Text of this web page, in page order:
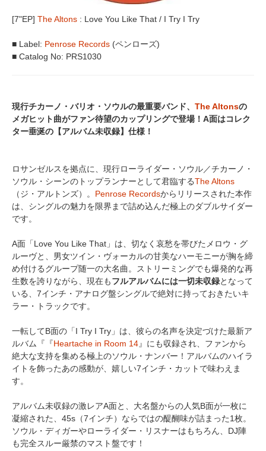
[7"EP] The Altons : Love You Like That / I Try I Try
■ Label: Penrose Records (ペンローズ)
■ Catalog No: PRS1030
現行チカーノ・バリオ・ソウルの最重要バンド、 The Altonsの
メガヒット曲がファン待望のカップリングで登場！A面はコレク
ター垂涎の【アルバム未収録】仕様！
ロサンゼルスを拠点に、現行ローライダー・ソウル／チカーノ・
ソウル・シーンのトップランナーとして君臨するThe Altons
（ジ・アルトンズ）。 Penrose Recordsからリリースされた本作
は、シングルの魅力を限界まで詰め込んだ極上のダブルサイダー
です。
A面「Love You Like That」は、切なく哀愁を帯びたメロウ・グ
ルーヴと、男女ツイン・ヴォーカルの甘美なハーモニーが胸を締
め付けるグループ随一の大名曲。ストリーミングでも爆発的な再
生数を誇りながら、現在もフルアルバムには一切未収録となって
いる、7インチ・アナログ盤シングルで絶対に持っておきたいキ
ラー・トラックです。
一転してB面の「I Try I Try」は、彼らの名声を決定づけた最新ア
ルバム『『Heartache in Room 14』にも収録され、ファンから
絶大な支持を集める極上のソウル・ナンバー！アルバムのハイラ
イトを飾ったあの感動が、嬉しい7インチ・カットで味わえま
す。
アルバム未収録の激レアA面と、大名盤からの人気B面が一枚に
凝縮された、45s（7インチ）ならではの醍醐味が詰まった1枚。
ソウル・ディガーやローライダー・リスナーはもちろん、DJ陣
も完全スルー厳禁のマスト盤です！